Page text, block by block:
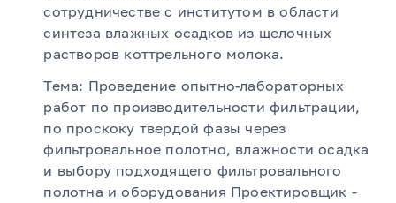
сотрудничестве с институтом в области
синтеза влажных осадков из щелочных
растворов коттрельного молока.
Тема: Проведение опытно-лабораторных
работ по производительности фильтрации,
по проскоку твердой фазы через
фильтровальное полотно, влажности осадка
и выбору подходящего фильтровального
полотна и оборудования Проектировщик -